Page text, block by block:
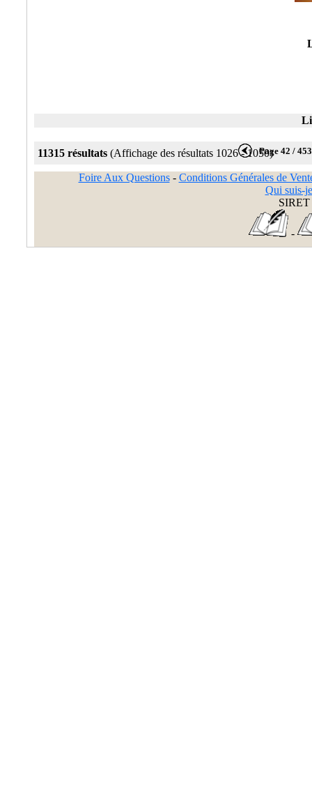
11315 résultats (Affichage des résultats 1026 - 1050)Page 42 / 453
Foire Aux Questions- Conditions Générales de
Qui suis-
SIRET
-